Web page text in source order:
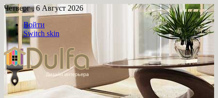
Четверг , 6 Август 2026
Войти
Switch skin